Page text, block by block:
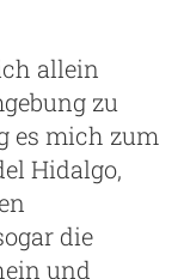
allein
zu
es mich zum
Hidalgo,
die
und